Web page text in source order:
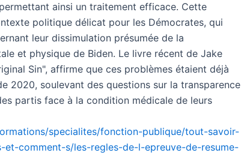
ainsi un traitement efficace. Cette
politique délicat pour les Démocrates, qui
leur dissimulation présumée de la
et physique de Biden. Le livre récent de Jake
Sin", affirme que ces problèmes étaient déjà
2020, soulevant des questions sur la transparence
partis face à la condition médicale de leurs
specialites/fonction-publique/tout-savoir-
et-comment-s/les-regles-de-l-epreuve-de-resume-